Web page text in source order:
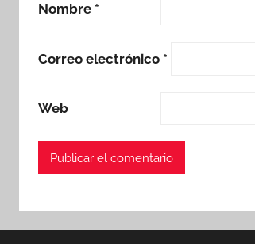
Nombre *
Correo electrónico *
Web